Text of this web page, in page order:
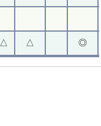
△ △ ◎